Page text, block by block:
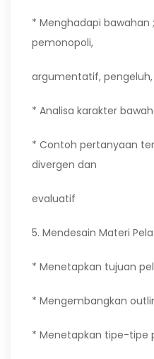
* Menghadapi
pemonopoli,
argumentatif,
* Analisa karakter
* Contoh pertanyaan
divergen dan
evaluatif
5. Mendesain Materi
* Menetapkan tujuan
* Mengembangkan
* Menetapkan tipe-tipe